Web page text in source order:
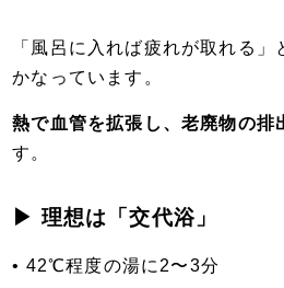
「風呂に入れば疲れが取れる
かなっています。
熱で血管を拡張し、老廃物の排
す。
▶ 理想は「交代浴」
• 42℃程度の湯に2〜3分